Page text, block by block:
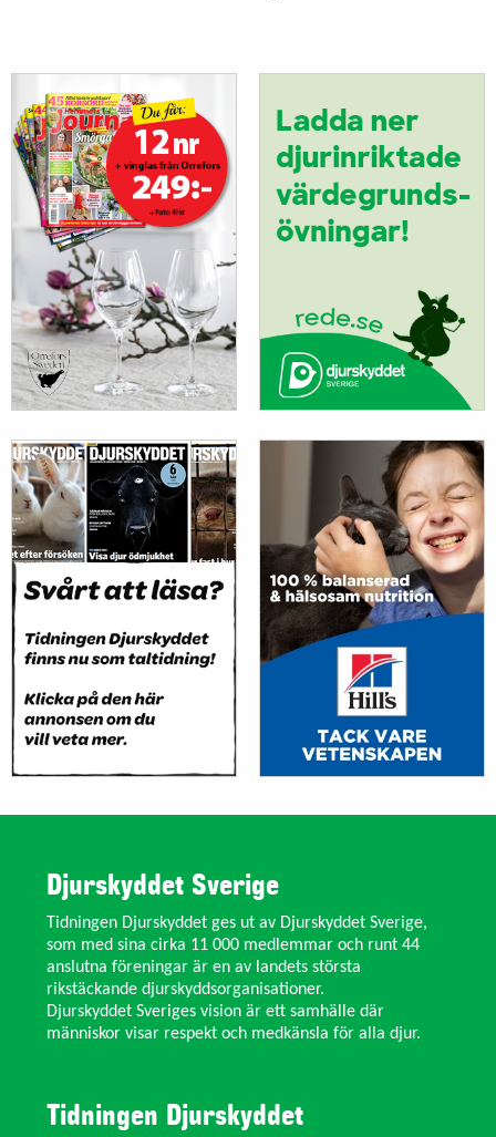
Djurskyddet Sverige
Tidningen Djurskyddet ges ut av Djurskyddet Sverige,
som med sina cirka 11 000 medlemmar och runt 44
anslutna föreningar är en av landets största
rikstäckande djurskyddsorganisationer.
Djurskyddet Sveriges vision är ett samhälle där
människor visar respekt och medkänsla för alla djur.
Tidningen Djurskyddet